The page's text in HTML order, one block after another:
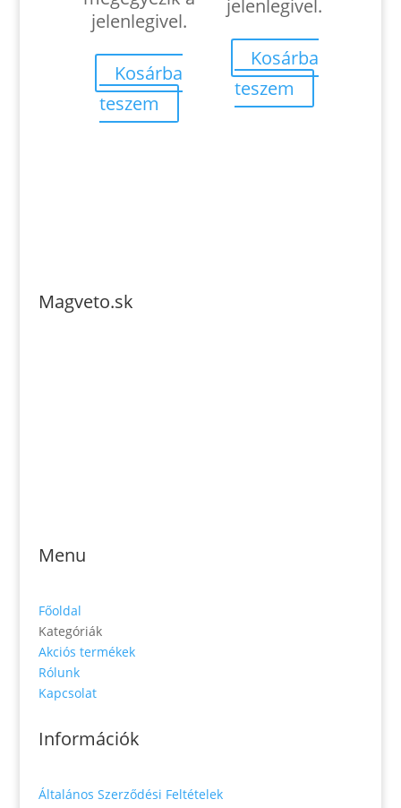
jelenlegivel.
Kosárba
teszem
jelenlegivel.
Kosárba
teszem
Magveto.sk
Menu
Főoldal
Kategóriák
Akciós termékek
Rólunk
Kapcsolat
Információk
Általános Szerződési Feltételek